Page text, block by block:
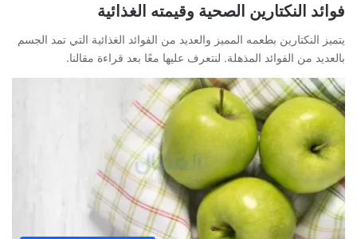
فوائد النكتارين الصحية وقيمته الغذائية
يتميز النكتارين بطعمه المميز والعديد من الفوائد الغذائية التي تمد الجسم
بالعديد من الفوائد المذهلة. لنتعرف عليها معًا بعد قراءة مقالنا.